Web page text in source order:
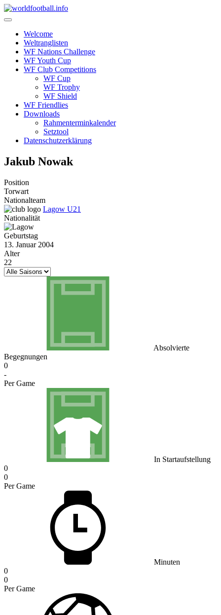
Skip
to
Welcome
Weltranglisten
WF Nations Challenge
WF Youth Cup
WF Club Competitions
WF Cup
WF Trophy
WF Shield
WF Friendlies
Downloads
Rahmenterminkalender
Setztool
Datenschutzerklärung
Jakub Nowak
Position
Torwart
Nationalteam
Lagow U21
Nationalität
Geburtstag
13. Januar 2004
Alter
22
Absolvierte
Begegnungen
0
-
Per Game
In Startaufstellung
0
0
Per Game
Minuten
0
0
Per Game